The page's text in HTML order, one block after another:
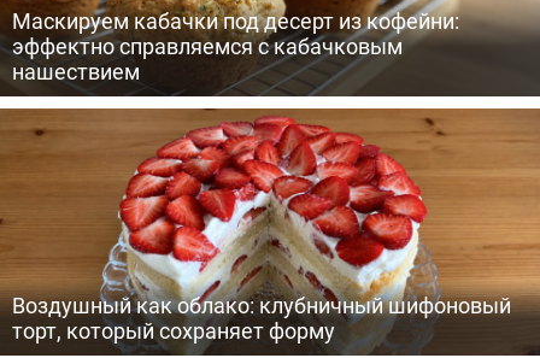
Маскируем кабачки под десерт из кофейни:
эффектно справляемся с кабачковым
нашествием
Воздушный как облако: клубничный шифоновый
торт, который сохраняет форму